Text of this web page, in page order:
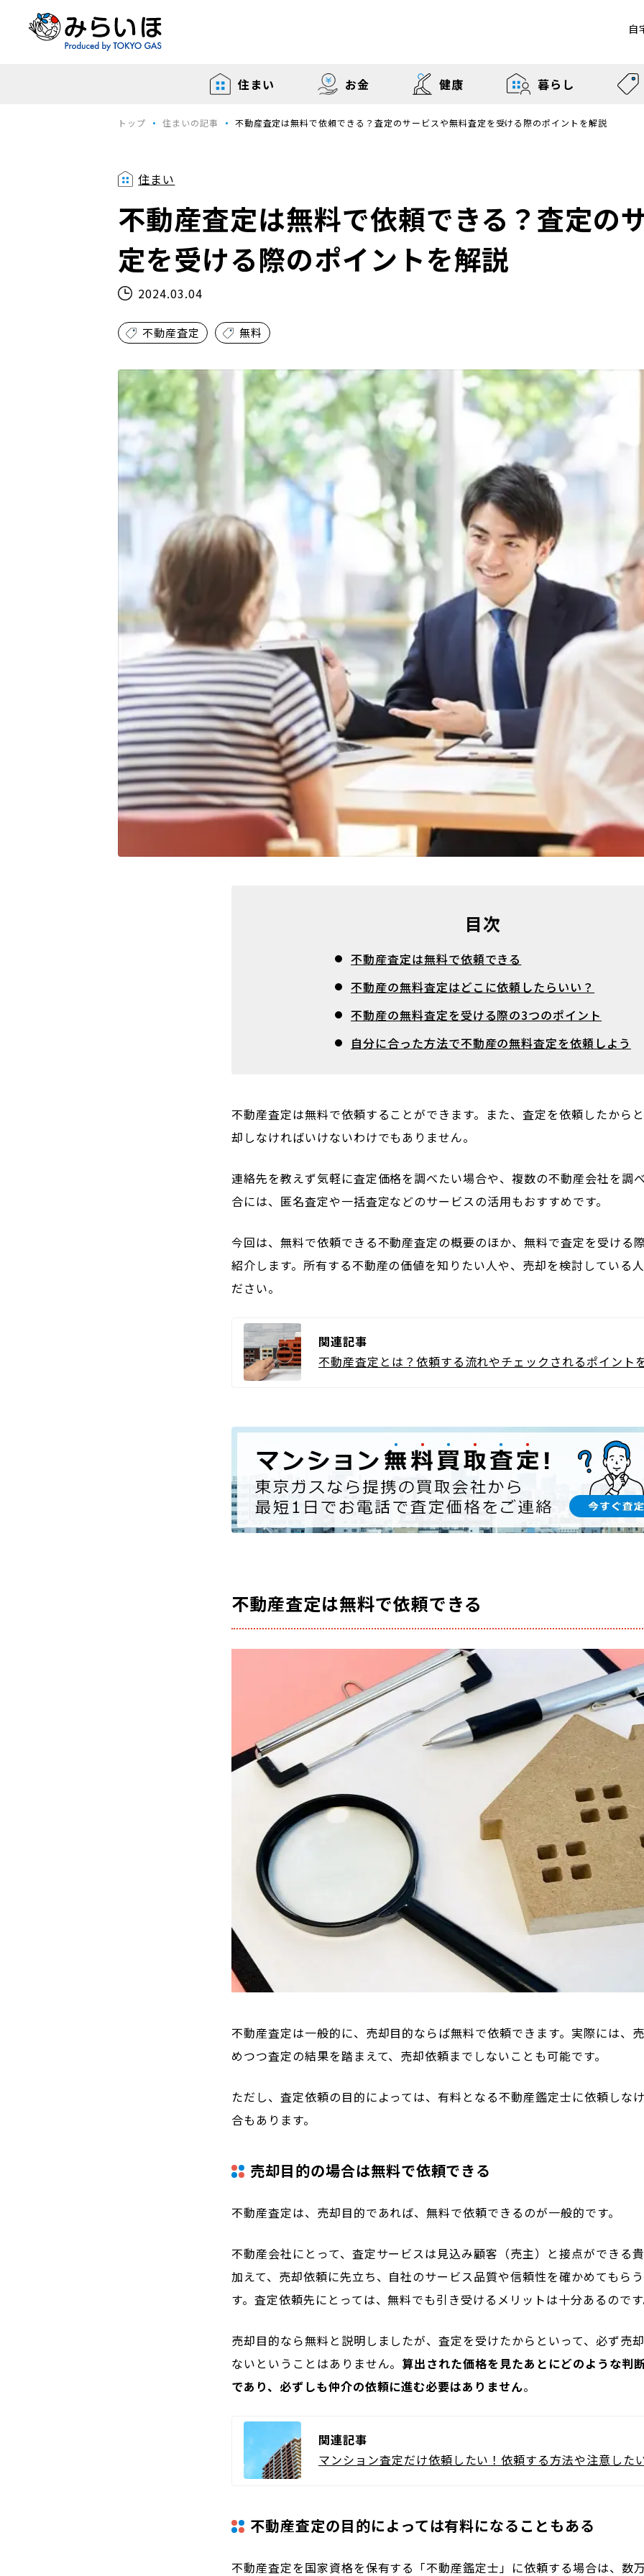
自
住まい お金 健康 暮らし
トップ 住まいの記事 不動産査定は無料で依頼できる？査定のサービスや無料査定を受ける際のポイントを解説
住まい
不動産査定は無料で依頼できる？査定の
定を受ける際のポイントを解説
2024.03.04
不動産査定 無料
目次
不動産査定は無料で依頼できる
不動産の無料査定はどこに依頼したらいい？
不動産の無料査定を受ける際の3つのポイント
自分に合った方法で不動産の無料査定を依頼しよう
不動産査定は無料で依頼することができます。また、査定を依頼したから
却しなければいけないわけでもありません。
連絡先を教えず気軽に査定価格を調べたい場合や、複数の不動産会社を調
合には、匿名査定や一括査定などのサービスの活用もおすすめです。
今回は、無料で依頼できる不動産査定の概要のほか、無料で査定を受ける
紹介します。所有する不動産の価値を知りたい人や、売却を検討している
ださい。
関連記事
不動産査定とは？依頼する流れやチェックされるポイント
不動産査定は無料で依頼できる
不動産査定は一般的に、売却目的ならば無料で依頼できます。実際には、
めつつ査定の結果を踏まえて、売却依頼までしないことも可能です。
ただし、査定依頼の目的によっては、有料となる不動産鑑定士に依頼しな
合もあります。
売却目的の場合は無料で依頼できる
不動産査定は、売却目的であれば、無料で依頼できるのが一般的です。
不動産会社にとって、査定サービスは見込み顧客（売主）と接点ができる
加えて、売却依頼に先立ち、自社のサービス品質や信頼性を確かめてもら
す。査定依頼先にとっては、無料でも引き受けるメリットは十分あるので
売却目的なら無料と説明しましたが、査定を受けたからといって、必ず売
ないということはありません。 算出された価格を見たあとにどのような判
であり、必ずしも仲介の依頼に進む必要はありません。
関連記事
マンション査定だけ依頼したい！依頼する方法や注意した
不動産査定の目的によっては有料になることもある
不動産査定を国家資格を保有する「不動産鑑定士」に依頼する場合は、数